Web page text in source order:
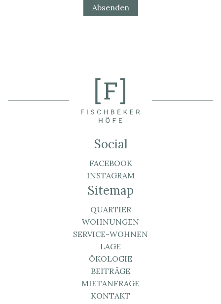
Absenden
Social
FACEBOOK
INSTAGRAM
Sitemap
QUARTIER
WOHNUNGEN
SERVICE-WOHNEN
LAGE
ÖKOLOGIE
BEITRÄGE
MIETANFRAGE
KONTAKT